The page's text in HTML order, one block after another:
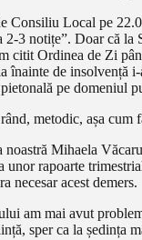
Local pe
3 notițe”. Doar că
citit Ordinea de Zi
înainte de insolvență
pe domeniul
metodic, așa cum
Mihaela
rapoarte
necesar acest demers.
am mai avut
sper ca la ședința